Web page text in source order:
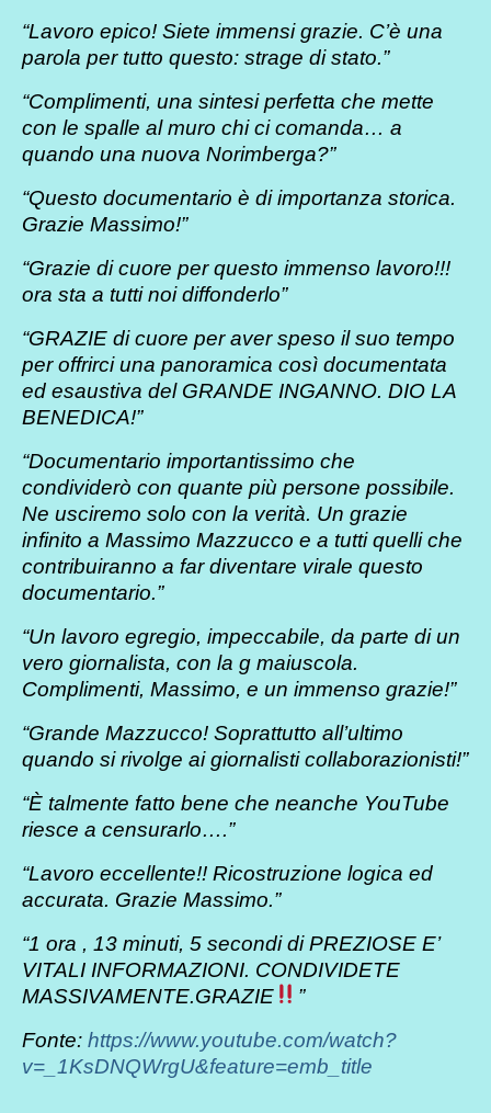
“Lavoro epico! Siete immensi grazie. C’è una
parola per tutto questo: strage di stato.”
“Complimenti, una sintesi perfetta che mette
con le spalle al muro chi ci comanda… a
quando una nuova Norimberga?”
“Questo documentario è di importanza storica.
Grazie Massimo!”
“Grazie di cuore per questo immenso lavoro!!!
ora sta a tutti noi diffonderlo”
“GRAZIE di cuore per aver speso il suo tempo
per offrirci una panoramica così documentata
ed esaustiva del GRANDE INGANNO. DIO LA
BENEDICA!”
“Documentario importantissimo che
condividerò con quante più persone possibile.
Ne usciremo solo con la verità. Un grazie
infinito a Massimo Mazzucco e a tutti quelli che
contribuiranno a far diventare virale questo
documentario.”
“Un lavoro egregio, impeccabile, da parte di un
vero giornalista, con la g maiuscola.
Complimenti, Massimo, e un immenso grazie!”
“Grande Mazzucco! Soprattutto all’ultimo
quando si rivolge ai giornalisti collaborazionisti!”
“È talmente fatto bene che neanche YouTube
riesce a censurarlo….”
“Lavoro eccellente!! Ricostruzione logica ed
accurata. Grazie Massimo.”
“1 ora , 13 minuti, 5 secondi di PREZIOSE E’
VITALI INFORMAZIONI. CONDIVIDETE
MASSIVAMENTE.GRAZIE
”
Fonte: https://www.youtube.com/watch?
v=_1KsDNQWrgU&feature=emb_title